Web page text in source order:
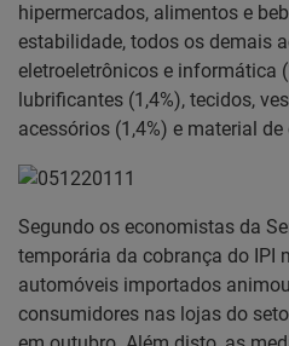
hipermercados, alimentos e
estabilidade, todos os demais
eletroeletrônicos e informática
lubrificantes (1,4%), tecidos,
acessórios (1,4%) e material
Segundo os economistas da
temporária da cobrança do IPI
automóveis importados
consumidores nas lojas do